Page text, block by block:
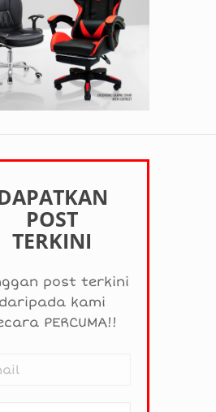
POST
TERKINI
post terkini
daripada kami
PERCUMA!!